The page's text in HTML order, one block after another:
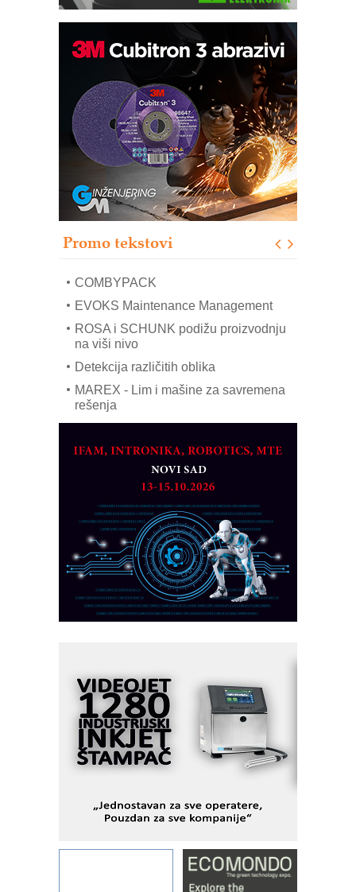
Promo tekstovi
Bezbednost na prvom mestu!
IB BLUMENAUER - više od 40 godina
poverenja u industriji
RMQ-TITAN ADVANCED INDICATOR
– Pametna signalizacija za efikasnije
upravljanje mašinama
Sigurnije ispitivanje transformatora u
solarnim elektranama i vetroparkovima
Pranje točkova na gradilištu- standard
modernog i odgovornog građenja
mrežnog pretvarača sa tečnim
COMBYPACK
EVOKS Maintenance Management
ROSA i SCHUNK podižu proizvodnju
na viši nivo
Detekcija različitih oblika
MAREX - Lim i mašine za savremena
rešenja
partner
CTO - Prilagodite svoju toplinsku
Razvoj asortimanskog pravca MINI-
PLC AKYTEC
AUKOM: Svetski standard metrologije
dostupan u Srbiji
MOTOMAN – NEXT-Robotika vođena
veštačkom inteligencijom
I.SAFE MOBILE revolucioniše
Fleksibilno stezanje i brzo
podešavanje u proizvodnji prototipova
KIP KOP – napredna rešenja za
savremene industrijske i logističke
objekte
Alba d.o.o. – 35 godina preciznosti u
IBeRTIM - oprema za ispitivanje
STAUFF – Komponente koje
povećavaju pouzdanost hidrauličkih